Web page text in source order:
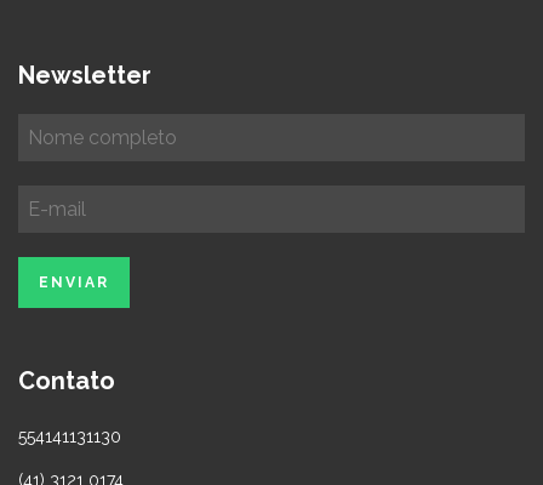
Newsletter
Contato
554141131130
(41) 3121 0174